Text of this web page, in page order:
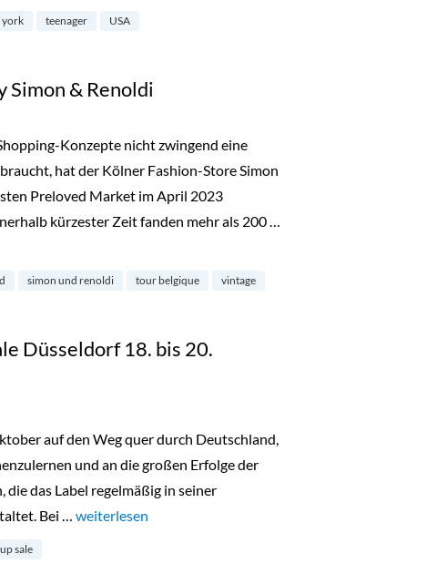
york teenager USA
Simon & Renoldi
Konzepte nicht zwingend eine
hat der Kölner Fashion-Store Simon
Preloved Market im April 2023
kürzester Zeit fanden mehr als 200 …
Renoldi“
simon und renoldi tour belgique vintage
Düsseldorf 18. bis 20.
auf den Weg quer durch Deutschland,
und an die großen Erfolge der
die das Label regelmäßig in seiner
Bei … „Lala Berlin Flash Sale Düsseldorf 18. bis 20. Oktober 2023“
weiterlesen
sale